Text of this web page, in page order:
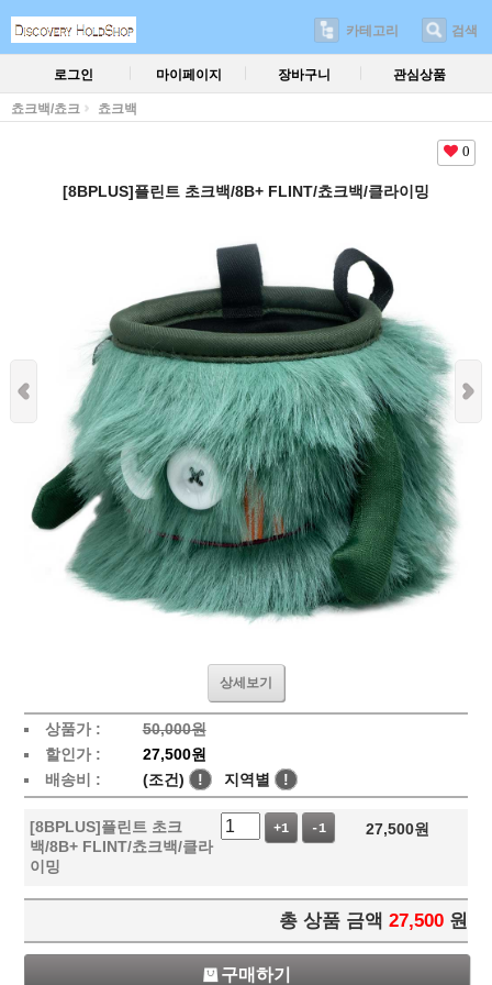
카테고리 검색
로그인 마이페이지 장바구니 관심상품
쵸크백/쵸크 쵸크백
0
[8BPLUS]플린트 초크백/8B+ FLINT/쵸크백/클라이밍
상세보기
상품가 :
50,000원
할인가 :
27,500원
배송비 :
(조건) ! 지역별 !
[8BPLUS]플린트 초크
백/8B+ FLINT/쵸크백/클라
이밍
+1 -1 27,500원
총 상품 금액 27,500 원
구매하기